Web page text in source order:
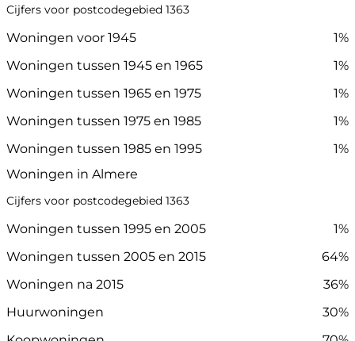
Cijfers voor postcodegebied 1363
Woningen voor 1945
1%
Woningen tussen 1945 en 1965
1%
Woningen tussen 1965 en 1975
1%
Woningen tussen 1975 en 1985
1%
Woningen tussen 1985 en 1995
1%
Woningen in Almere
Cijfers voor postcodegebied 1363
Woningen tussen 1995 en 2005
1%
Woningen tussen 2005 en 2015
64%
Woningen na 2015
36%
Huurwoningen
30%